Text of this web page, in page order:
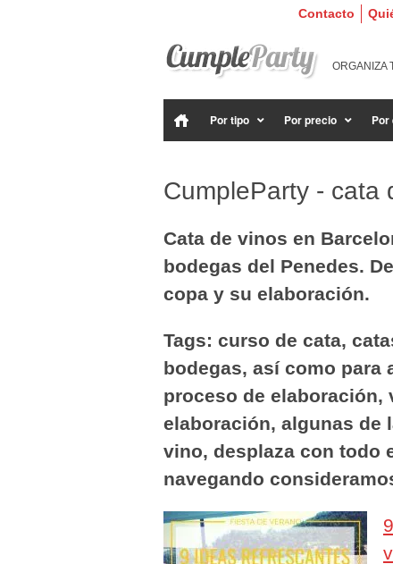
Contacto
ORGANIZA
Por tipo Por precio Por
CumpleParty - cata
Cata de vinos en
bodegas del Penedes.
copa y su elaboración.
Tags: curso de cata,
bodegas, así como para
proceso de elaboración,
elaboración, algunas de
vino, desplaza con todo
navegando